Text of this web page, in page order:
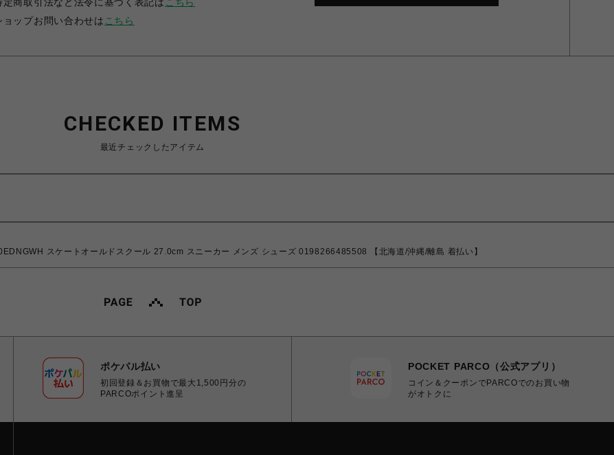
ョップお問い合わせは こちら
CHECKED ITEMS
最近チェックしたアイテム
スケートオールドスクール 27.0cm スニーカー メンズ シューズ 0198266485508 【北海道/沖縄/離島 着払い】
ポケパル払い
初回登録＆お買物で最大1,500円分の
PARCOポイント進呈
POCKET PARCO（公式アプリ）
コイン＆クーポンでPARCOでのお買い物
がオトクに